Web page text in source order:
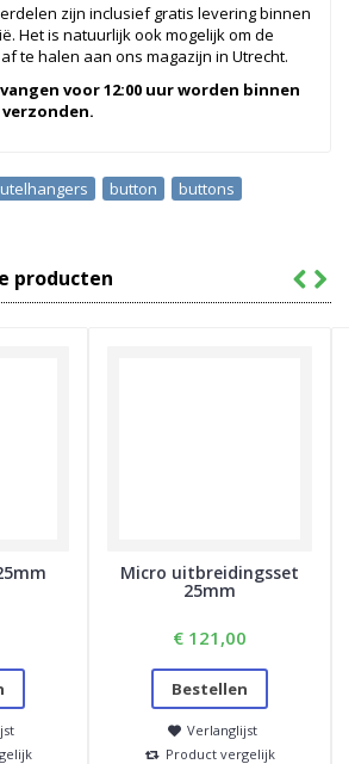
zijn inclusief gratis levering binnen
Het is natuurlijk ook mogelijk om de
te halen aan ons magazijn in Utrecht.
voor 12:00 uur worden binnen
button buttons
producten
Micro uitbreidingsset
25mm
€ 121,00
Bestellen
Verlanglijst
Product vergelijk